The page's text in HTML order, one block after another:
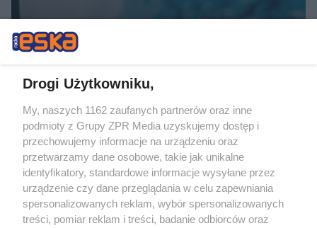
SKOKI DO WODY
ME w pływaniu. Dobre miejsce Polek
w Paryżu
ZOBACZ WIĘCEJ
Drogi Użytkowniku,
My, naszych 1162 zaufanych partnerów oraz inne
podmioty z Grupy ZPR Media uzyskujemy dostęp i
przechowujemy informacje na urządzeniu oraz
przetwarzamy dane osobowe, takie jak unikalne
identyfikatory, standardowe informacje wysyłane przez
urządzenie czy dane przeglądania w celu zapewniania
spersonalizowanych reklam, wybór spersonalizowanych
treści, pomiar reklam i treści, badanie odbiorców oraz